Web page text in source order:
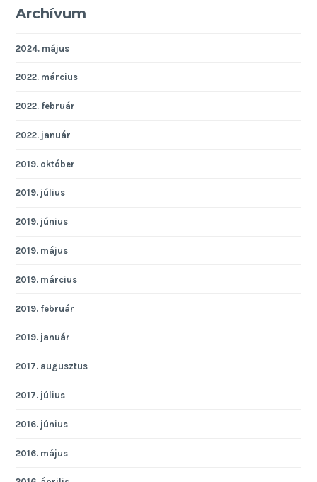
Archívum
2024. május
2022. március
2022. február
2022. január
2019. október
2019. július
2019. június
2019. május
2019. március
2019. február
2019. január
2017. augusztus
2017. július
2016. június
2016. május